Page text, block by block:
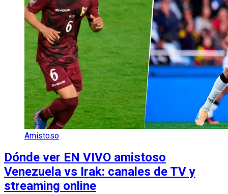
Amistoso
Dónde ver EN VIVO amistoso
Venezuela vs Irak: canales de TV y
streaming online